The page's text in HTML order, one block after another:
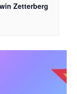
Zetterberg